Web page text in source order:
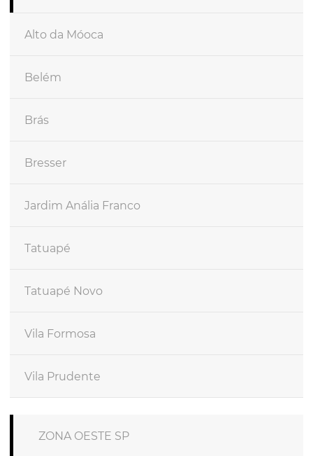
Alto da Móoca
Belém
Brás
Bresser
Jardim Anália Franco
Tatuapé
Tatuapé Novo
Vila Formosa
Vila Prudente
ZONA OESTE SP